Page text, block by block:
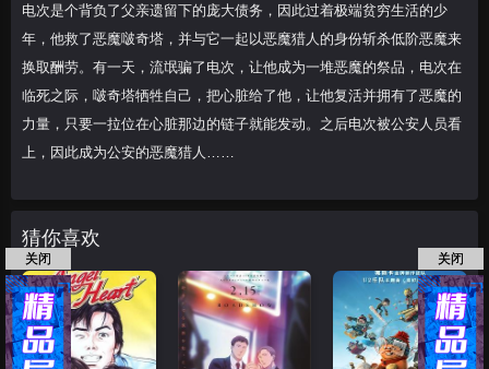
电次是个背负了父亲遗留下的庞大债务，因此过着极端贫穷生活的少
年，他救了恶魔啵奇塔，并与它一起以恶魔猎人的身份斩杀低阶恶魔来
换取酬劳。有一天，流氓骗了电次，让他成为一堆恶魔的祭品，电次在
临死之际，啵奇塔牺牲自己，把心脏给了他，让他复活并拥有了恶魔的
力量，只要一拉位在心脏那边的链子就能发动。之后电次被公安人员看
上，因此成为公安的恶魔猎人……
猜你喜欢
关闭 关闭